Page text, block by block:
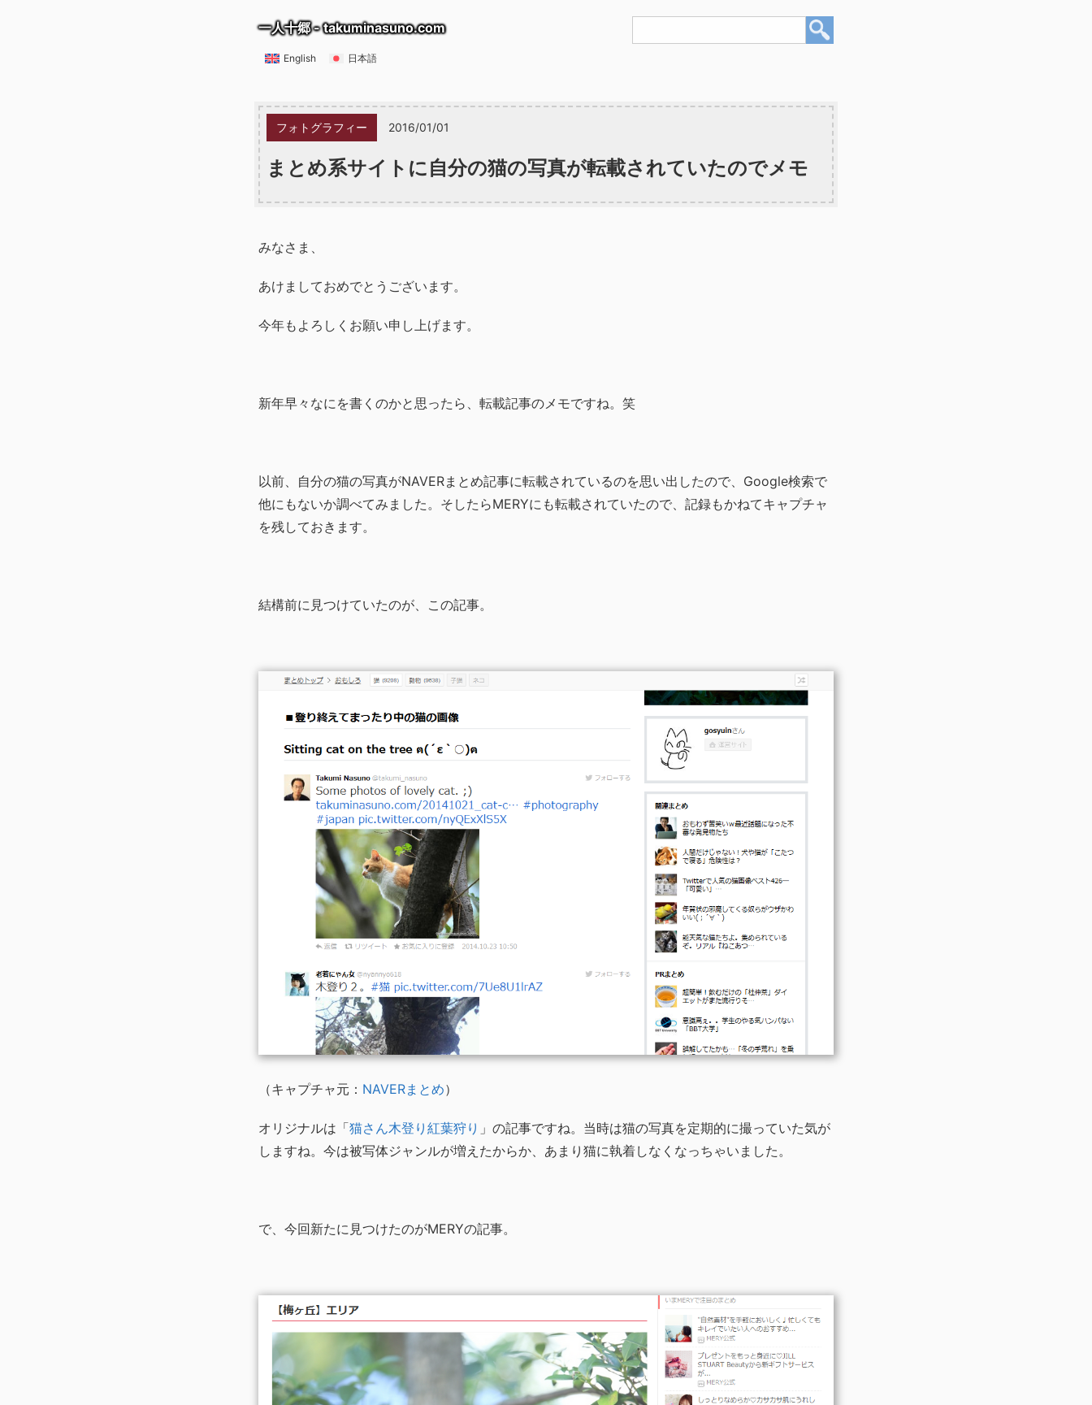
一人十郷 - takuminasuno.com
English 日本語
フォトグラフィー 2016/01/01
まとめ系サイトに自分の猫の写真が転載されていたのでメモ
みなさま、
あけましておめでとうございます。
今年もよろしくお願い申し上げます。
新年早々なにを書くのかと思ったら、転載記事のメモですね。笑
以前、自分の猫の写真がNAVERまとめ記事に転載されているのを思い出したので、Google検索で
他にもないか調べてみました。そしたらMERYにも転載されていたので、記録もかねてキャプチャ
を残しておきます。
結構前に見つけていたのが、この記事。
（キャプチャ元： NAVERまとめ）
オリジナルは「猫さん木登り紅葉狩り 」の記事ですね。当時は猫の写真を定期的に撮っていた気が
しますね。今は被写体ジャンルが増えたからか、あまり猫に執着しなくなっちゃいました。
で、今回新たに見つけたのがMERYの記事。